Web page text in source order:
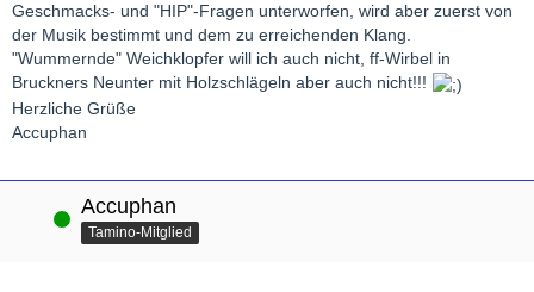
Geschmacks- und "HIP"-Fragen unterworfen, wird aber zuerst von
der Musik bestimmt und dem zu erreichenden Klang.
"Wummernde" Weichklopfer will ich auch nicht, ff-Wirbel in
Bruckners Neunter mit Holzschlägeln aber auch nicht!!!
Herzliche Grüße
Accuphan
Online Accuphan
Tamino-Mitglied